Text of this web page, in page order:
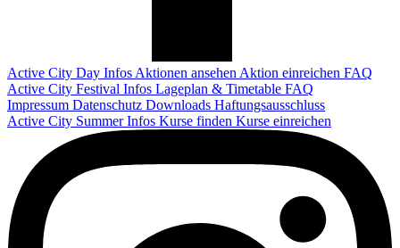
Active City Day Infos Aktionen ansehen Aktion einreichen FAQ
Active City Festival Infos Lageplan & Timetable FAQ
Impressum Datenschutz Downloads Haftungsausschluss
Active City SummerInfos Kurse finden Kurse einreichen